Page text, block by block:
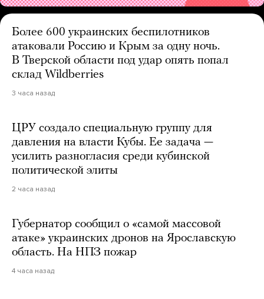
Более 600 украинских беспилотников
атаковали Россию и Крым за одну ночь.
В Тверской области под удар опять попал
склад Wildberries
3 часа назад
ЦРУ создало специальную группу для
давления на власти Кубы. Ее задача —
усилить разногласия среди кубинской
политической элиты
2 часа назад
Губернатор сообщил о «самой массовой
атаке» украинских дронов на Ярославскую
область. На НПЗ пожар
4 часа назад